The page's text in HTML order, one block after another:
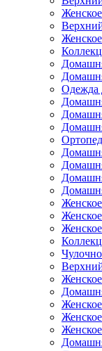
Одежда